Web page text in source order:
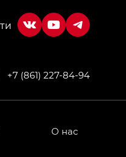
+7 (861) 227-84-94
О нас